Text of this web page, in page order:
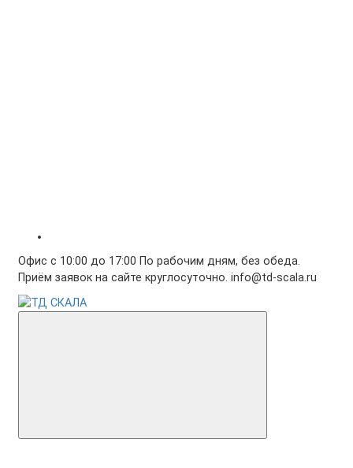
Офис с 10:00 до 17:00 По рабочим дням, без обеда.
Приём заявок на сайте круглосуточно. info@td-scala.ru